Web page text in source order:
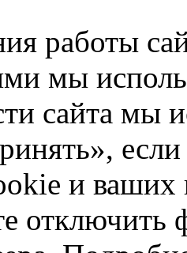
работы
мы
сайта мы
если
и
отключить